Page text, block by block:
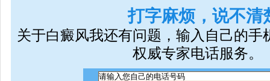
打字麻烦，说不清
关于白癜风我还有问题，输入自己的手
权威专家电话服务。